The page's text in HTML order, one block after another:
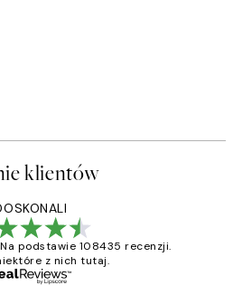
klientów
Na podstawie 108435 recenzji.
z nich tutaj.